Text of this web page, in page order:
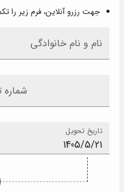
جهت رزرو آنلاین، فرم زیر را
نام و نام خانوادگی
شماره
تاریخ تحویل